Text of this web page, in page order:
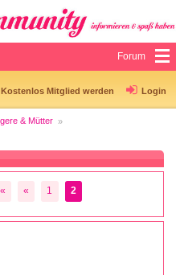
Forum
Kostenlos Mitglied werden Login
& Mütter
« 1 2